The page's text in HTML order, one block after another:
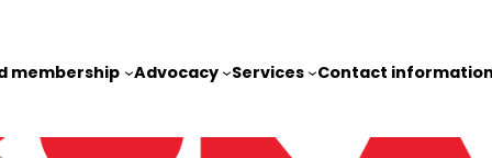
membership Advocacy Services Contact